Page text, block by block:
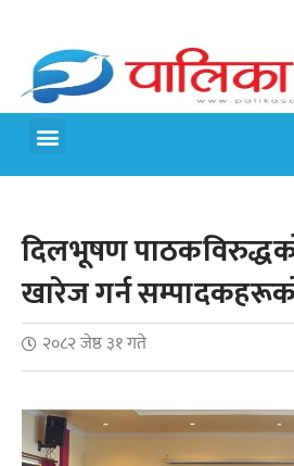
दिलभूषण
खारेज गर्न
२०८२ जेष्ठ ३१ गते